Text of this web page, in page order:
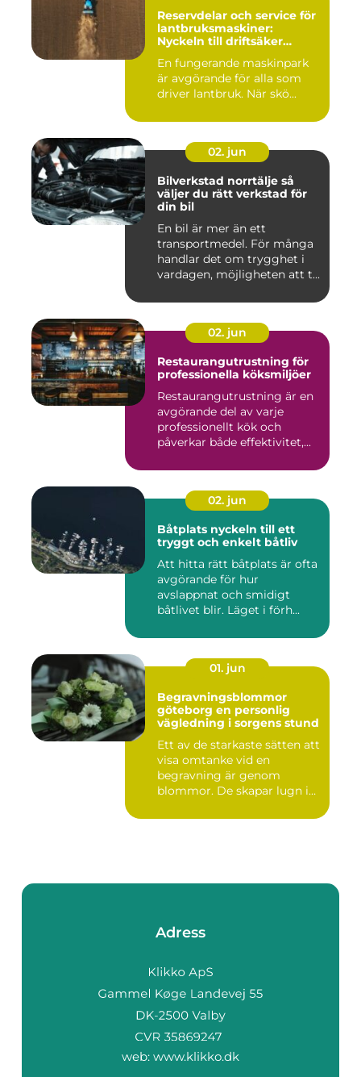
Reservdelar och service för
lantbruksmaskiner:
Nyckeln till driftsäker
En fungerande maskinpark
är avgörande för alla som
driver lantbruk. När skö...
02. jun
Bilverkstad norrtälje så
väljer du rätt verkstad för
din bil
En bil är mer än ett
transportmedel. För många
handlar det om trygghet i
vardagen, möjligheten att t...
02. jun
Restaurangutrustning för
professionella köksmiljöer
Restaurangutrustning är en
avgörande del av varje
professionellt kök och
påverkar både effektivitet,...
02. jun
Båtplats nyckeln till ett
tryggt och enkelt båtliv
Att hitta rätt båtplats är ofta
avgörande för hur
avslappnat och smidigt
båtlivet blir. Läget i förh...
01. jun
Begravningsblommor
göteborg en personlig
vägledning i sorgens stund
Ett av de starkaste sätten att
visa omtanke vid en
begravning är genom
blommor. De skapar lugn i
Adress
web: www.klikko.dk